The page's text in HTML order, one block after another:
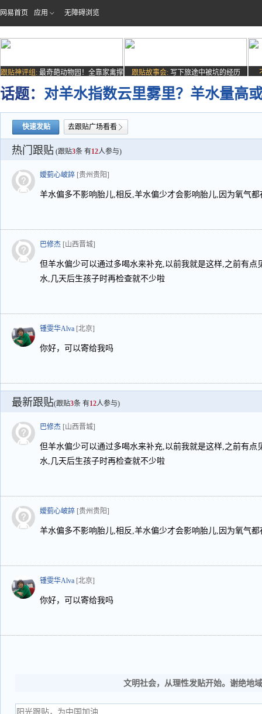
网易首页 应用 无障碍浏览
跟贴神评组: 最奇葩动物园！全靠家禽撑
场子
跟贴故事会: 写下旅途中被坑的经历
话题： 对羊水指数云里雾里？羊水量高
快速发贴 去跟贴广场看看
热门跟贴 (跟贴3条 有12人参与)
嬡菿心岥誶 [贵州贵阳]
羊水偏多不影响胎儿,相反,羊水偏少才会影响胎儿,因为氧气
巴修杰 [山西晋城]
但羊水偏少可以通过多喝水来补充,以前我就是这样,之前有点
水,几天后生孩子时再检查就不少啦
锺雯华Alva [北京]
你好，可以寄给我吗
最新跟贴(跟贴3条 有12人参与)
巴修杰 [山西晋城]
但羊水偏少可以通过多喝水来补充,以前我就是这样,之前有点
水,几天后生孩子时再检查就不少啦
嬡菿心岥誶 [贵州贵阳]
羊水偏多不影响胎儿,相反,羊水偏少才会影响胎儿,因为氧气
锺雯华Alva [北京]
你好，可以寄给我吗
文明社会，从理性发贴开始。谢绝地